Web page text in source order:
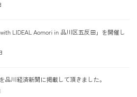
with LIDEAL Aomori in 品川区五反田」を開催し
品川経済新聞に掲載して頂きました。